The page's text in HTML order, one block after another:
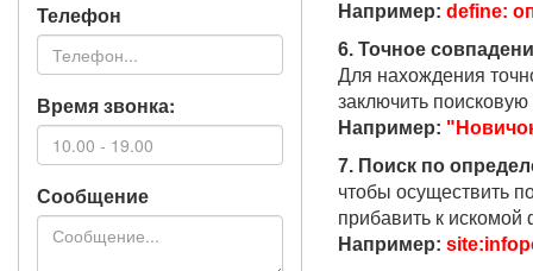
Телефон
Время звонка:
Сообщение
Например: define:
6. Точное
Для нахождения
заключить
Например:
7. Поиск по
чтобы осуществить
прибавить к искомой
Например: